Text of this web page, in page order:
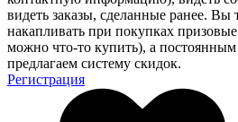
видеть заказы, сделанные ранее. Вы
накапливать при покупках
можно что-то купить), а
предлагаем систему скидок.
Регистрация